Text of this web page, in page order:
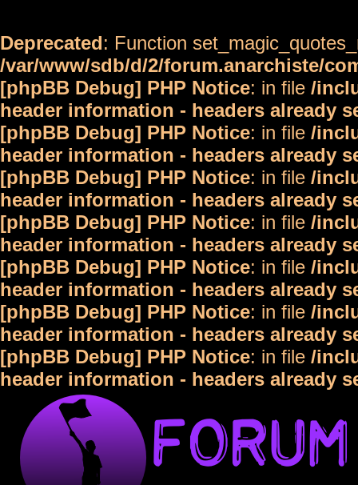
Deprecated: Function
/var/www/sdb/d/2/forum.anarchiste/
[phpBB Debug] PHP Notice: in file /
header information - headers already
[phpBB Debug] PHP Notice: in file /
header information - headers already
[phpBB Debug] PHP Notice: in file /
header information - headers already
[phpBB Debug] PHP Notice: in file /
header information - headers already
[phpBB Debug] PHP Notice: in file /
header information - headers already
[phpBB Debug] PHP Notice: in file /
header information - headers already
[phpBB Debug] PHP Notice: in file /
header information - headers already